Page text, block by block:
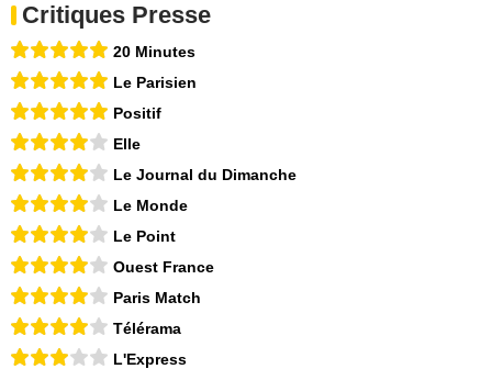
Critiques Presse
20 Minutes
Le Parisien
Positif
Elle
Le Journal du Dimanche
Le Monde
Le Point
Ouest France
Paris Match
Télérama
L'Express